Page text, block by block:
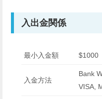
入出金関係
最小入金額 $1000
入金方法
Bank
VISA,